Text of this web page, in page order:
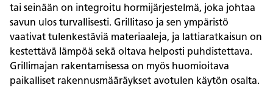
tai seinään on integroitu hormijärjestelmä, joka johtaa
savun ulos turvallisesti. Grillitaso ja sen ympäristö
vaativat tulenkestäviä materiaaleja, ja lattiaratkaisun on
kestettävä lämpöä sekä oltava helposti puhdistettava.
Grillimajan rakentamisessa on myös huomioitava
paikalliset rakennusmääräykset avotulen käytön osalta.